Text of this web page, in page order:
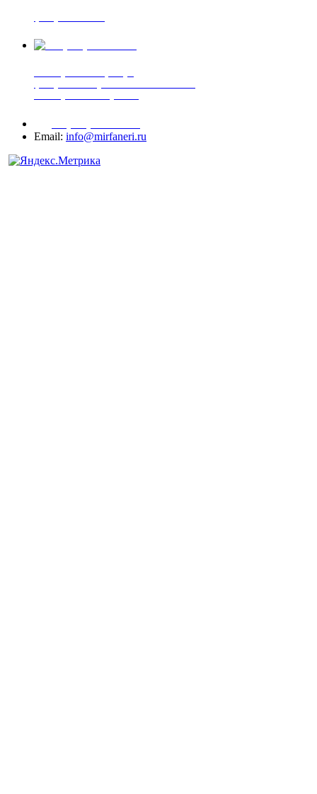
Email: info@mirfaneri.ru